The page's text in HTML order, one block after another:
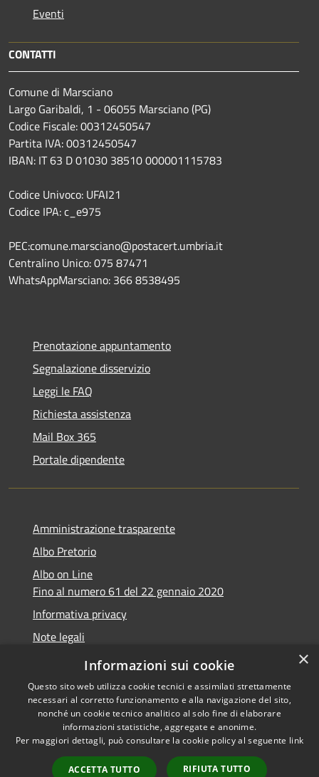
Eventi
CONTATTI
Comune di Marsciano
Largo Garibaldi, 1 - 06055 Marsciano (PG)
Codice Fiscale: 00312450547
Partita IVA: 00312450547
IBAN: IT 63 D 01030 38510 000001115783
Codice Univoco: UFAI21
Codice IPA: c_e975
PEC:comune.marsciano@postacert.umbria.it
Centralino Unico: 075 87471
WhatsAppMarsciano: 366 8538495
Prenotazione appuntamento
Segnalazione disservizio
Leggi le FAQ
Richiesta assistenza
Mail Box 365
Portale dipendente
Amministrazione trasparente
Albo Pretorio
Albo on Line
Fino al numero 61 del 22 gennaio 2020
Informativa privacy
Note legali
Dichiarazione di accessibilità
Accessibilità
Copyright © 2026 • Comune di
Marsciano • Powered by
Municipium•
Accesso
×
Informazioni sui cookie
Questo sito web utilizza cookie tecnici e assimilati strettamente
necessari al corretto funzionamento e alla navigazione del sito,
nonché un cookie tecnico analitico al solo fine di elaborare
informazioni statistiche, aggregate e anonime.
Per maggiori dettagli, può consultare la cookie policy al seguente link
ACCETTA TUTTO RIFIUTA TUTTO